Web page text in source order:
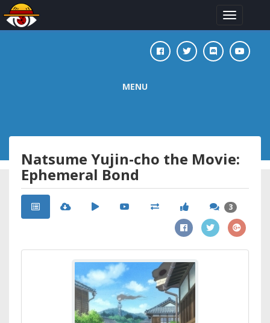
Toggle
navigation
MENU
Natsume Yujin-cho the Movie:
Ephemeral Bond
3